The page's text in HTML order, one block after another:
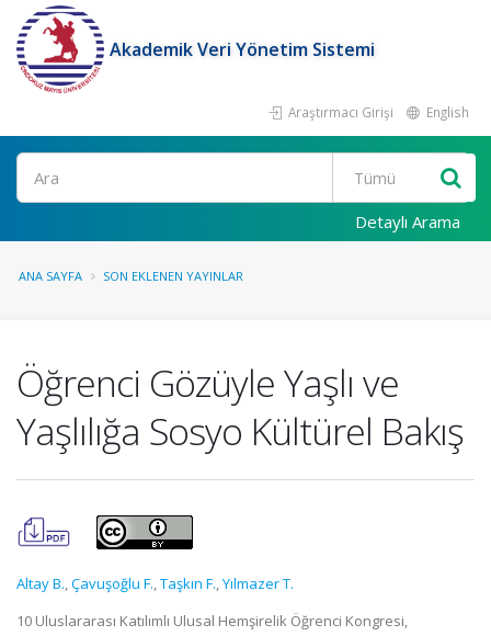
Akademik Veri Yönetim Sistemi
Araştırmacı Girişi English
Ara
Detaylı Arama
ANA SAYFA SON EKLENEN YAYINLAR
Öğrenci Gözüyle Yaşlı ve
Yaşlılığa Sosyo Kültürel Bakış
Altay B.,Çavuşoğlu F.,Taşkın F.,Yılmazer T.
10 Uluslararası Katılımlı Ulusal Hemşirelik Öğrenci Kongresi,